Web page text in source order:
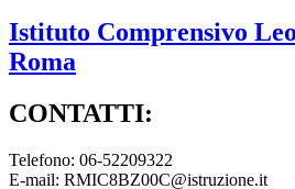
Istituto Comprensivo
Roma
CONTATTI:
Telefono: 06-52209322
E-mail: RMIC8BZ00C@istruzione.it